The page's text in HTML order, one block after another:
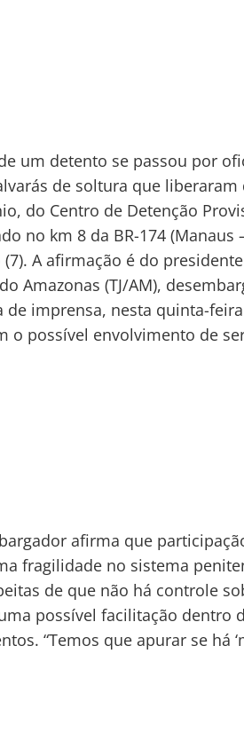
um detento se passou por
de soltura que
do Centro de Detenção
no km 8 da BR-174 (Manaus
(7). A afirmação é do
Amazonas (TJ/AM),
de imprensa, nesta quinta-
o possível envolvimento de
afirma que
fragilidade no sistema
de que não há controle
possível facilitação dentro
“Temos que apurar se há